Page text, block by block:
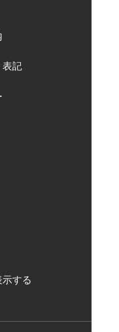
表記
する